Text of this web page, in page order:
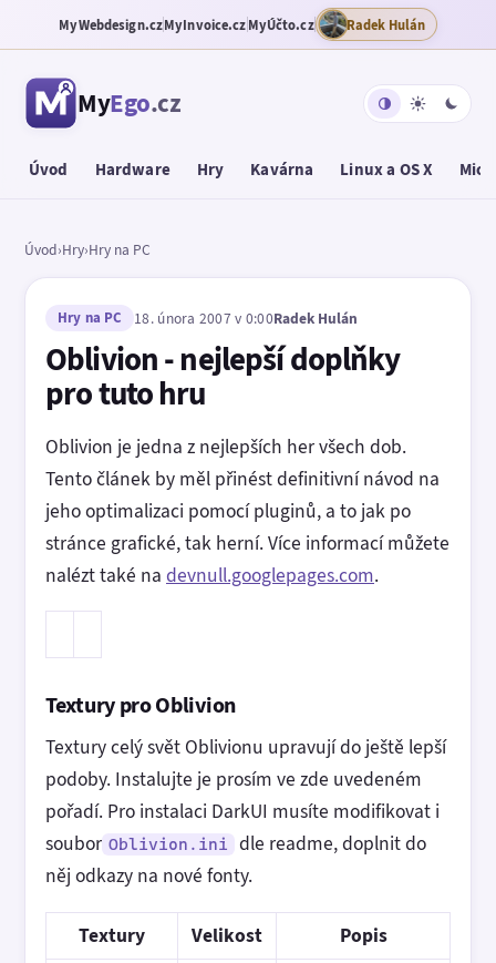
MyWebdesign.czMyInvoice.czMyÚčto.cz Radek Hulán
MyEgo.cz
Úvod Hardware Hry Kavárna Linux a OS X
Úvod›Hry›Hry na PC
Hry na PC 18. února 2007 v 0:00Radek Hulán
Oblivion - nejlepší doplňky
pro tuto hru
Oblivion je jedna z nejlepších her všech dob.
Tento článek by měl přinést definitivní návod na
jeho optimalizaci pomocí pluginů, a to jak po
stránce grafické, tak herní. Více informací můžete
nalézt také na devnull.googlepages.com.
Textury pro Oblivion
Textury celý svět Oblivionu upravují do ještě lepší
podoby. Instalujte je prosím ve zde uvedeném
pořadí. Pro instalaci DarkUI musíte modifikovat i
soubor Oblivion.ini
dle readme, doplnit do
něj odkazy na nové fonty.
Textury Velikost Popis